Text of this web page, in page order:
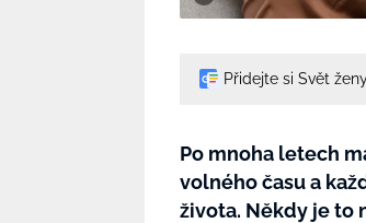
Přidejte si Svět
Po mnoha letech
volného času a
života. Někdy je to